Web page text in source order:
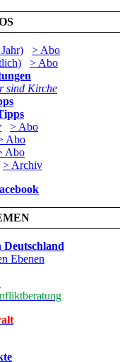
> Abo
> Abo
sind Kirche
> Abo
Abo
Abo
> Archiv
Deutschland
Ebenen